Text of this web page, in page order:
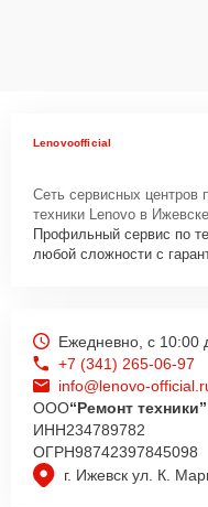
Lenovoofficial
Сеть сервисных центров
техники Lenovo в Ижевске.
Профильный сервис по
любой сложности с
г. Ижевск ул. К.
Ежедневно, с 10:00
+7 (341) 265-06-97
info@lenovo-
ООО“Ремонт техники”
ИНН234789782
ОГРН98742397845098